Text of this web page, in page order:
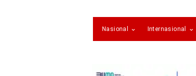
Nasional Internasional